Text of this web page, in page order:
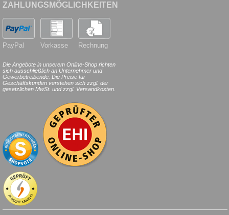
ZAHLUNGSMÖGLICHKEITEN
PayPal Vorkasse Rechnung
Die Angebote in unserem Online-Shop richten
sich ausschließlich an Unternehmer und
Gewerbetreibende. Die Preise für
Geschäftskunden verstehen sich zzgl. der
gesetzlichen MwSt. und zzgl. Versandkosten.